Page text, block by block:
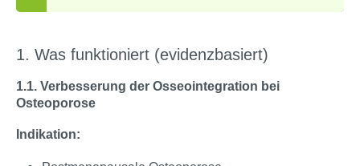
1. Was funktioniert (evidenzbasiert)
1.1. Verbesserung der Osseointegration bei
Osteoporose
Indikation: